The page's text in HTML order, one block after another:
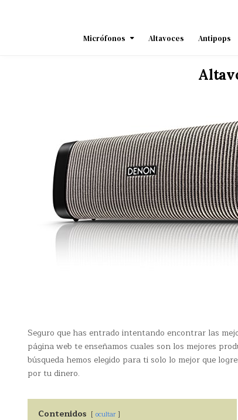
Micrófonos Altavoces Antipops
Seguro que has entrado intentando encontrar las
página web te enseñamos cuales son los mejores
búsqueda hemos elegido para ti solo lo mejor que
por tu dinero.
Contenidos ocultar